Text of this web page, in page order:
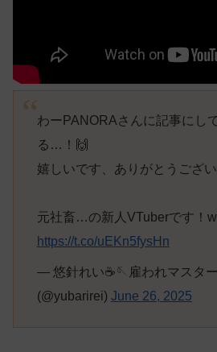
わーPANORAさんに記事にし
る…！🙌
嬉しいです、ありがとうござ
元社畜…の新人VTuberです！w
https://t.co/uEKn5fysHn
— 悠針れい☕️🪡雇われマスタ
(@yubarirei) June 26, 2025